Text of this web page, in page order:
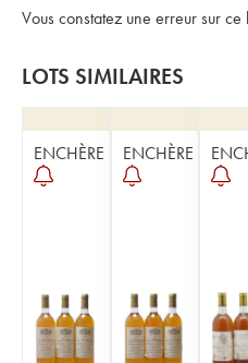
Vous constatez une erreur sur ce
LOTS SIMILAIRES
ENCHÈRE ENCHÈRE